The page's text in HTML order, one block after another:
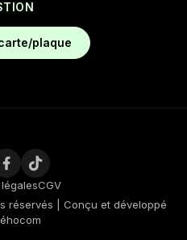
plaque
CGV
réservés | Conçu et développé